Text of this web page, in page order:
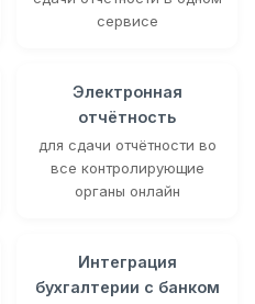
сервисе
Электронная
отчётность
для сдачи отчётности во
все контролирующие
органы онлайн
Интеграция
бухгалтерии с банком